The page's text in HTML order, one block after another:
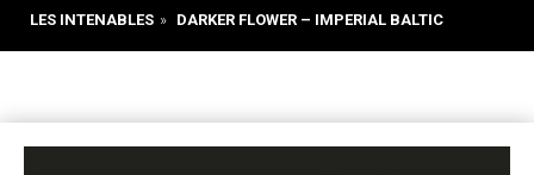
LES INTENABLES » DARKER FLOWER – IMPERIAL BALTIC